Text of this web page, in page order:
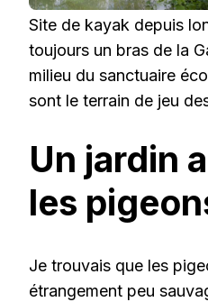
Site de kayak depuis
toujours un bras de la
milieu du sanctuaire
sont le terrain de jeu
Un jardin
les
Je trouvais que les
étrangement peu